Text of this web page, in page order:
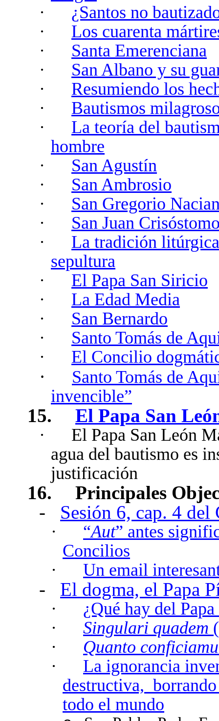
·
¿Santos no
·
Los cuarenta
·
Santa Emerenciana
·
San Albano y su
·
Resumiendo los
·
Bautismos
·
La teoría del
hombre
·
San Agustín
·
San Ambrosio
·
San Gregorio
·
San Juan
·
La tradición
sepultura
·
El Papa San Siricio
·
La Edad Media
·
San Bernardo
·
Santo Tomás de
·
El Concilio
·
Santo Tomás de
invencible”
15. El Papa San
·
El Papa San León
agua del bautismo es
justificación
16.
Principales
-
Sesión 6, cap. 4
· “Aut” antes
Concilios
·
Un email
- El dogma, el Papa
·
¿Qué hay del
·
Singulari quadem
·
Quanto
·
La ignorancia
destructiva,
todo el mundo